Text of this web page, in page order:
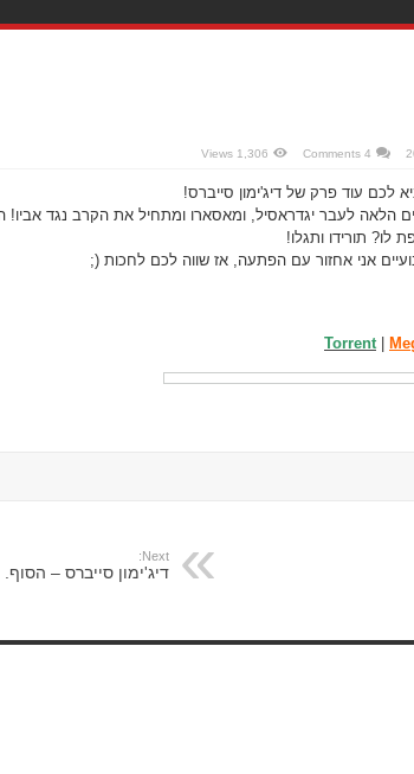
4 Comments
1,306 Views
לכם עוד פרק של דיג'ימון סייברס!
הלאה לעבר יגדראסיל, ומאסארו ומתחיל את הקרב נגד אביו!
תורידו ותגלו!
אני אחזור עם הפתעה, אז שווה לכם לחכות (;
Torrent|
Next:
דיג'ימון סייברס – הסוף.